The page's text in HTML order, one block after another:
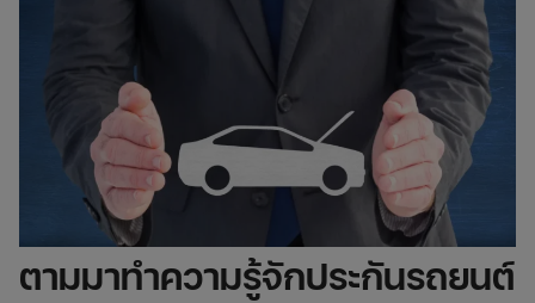
ตามมาทำความรู้จักประกันรถยนต์